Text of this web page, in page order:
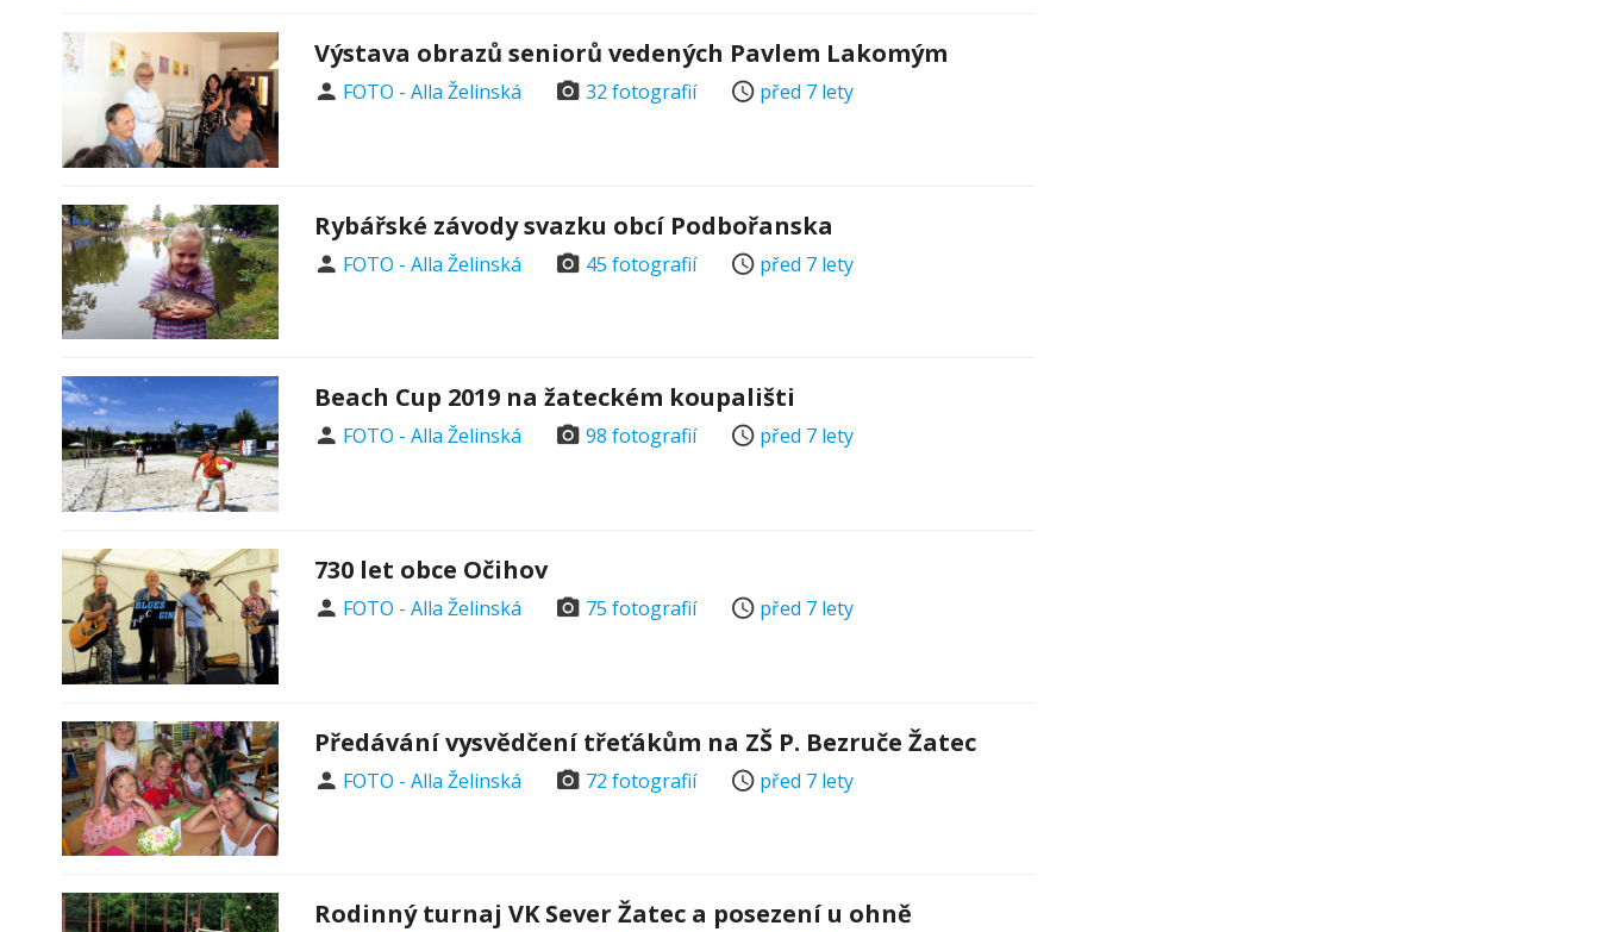
Výstava obrazů seniorů vedených Pavlem Lakomým
FOTO - Alla Želinská 32 fotografií před 7 lety
Rybářské závody svazku obcí Podbořanska
FOTO - Alla Želinská 45 fotografií před 7 lety
Beach Cup 2019 na žateckém koupališti
FOTO - Alla Želinská 98 fotografií před 7 lety
730 let obce Očihov
FOTO - Alla Želinská 75 fotografií před 7 lety
Předávání vysvědčení třeťákům na ZŠ P. Bezruče Žatec
FOTO - Alla Želinská 72 fotografií před 7 lety
Rodinný turnaj VK Sever Žatec a posezení u ohně